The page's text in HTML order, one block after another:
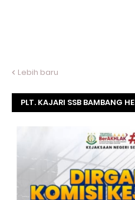
Lebih baru
PLT. KAJARI SSB BAMBANG
KEJAKSAAN RI KE- 20 TAHUN.